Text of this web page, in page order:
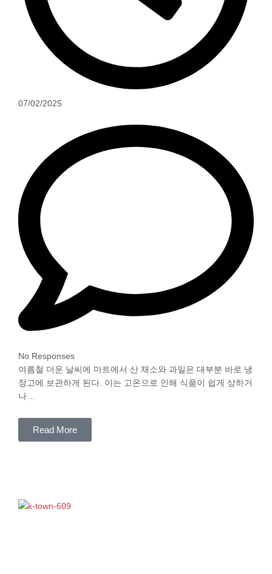
07/02/2025
No Responses
여름철 더운 날씨에 마트에서 산 채소와 과일은 대부분 바로 냉
장고에 보관하게 된다. 이는 고온으로 인해 식품이 쉽게 상하거
나…
Read More